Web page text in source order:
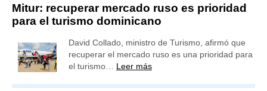
Mitur: recuperar mercado ruso es prioridad
para el turismo dominicano
David Collado, ministro de Turismo, afirmó que
recuperar el mercado ruso es una prioridad para
el turismo… Leer más